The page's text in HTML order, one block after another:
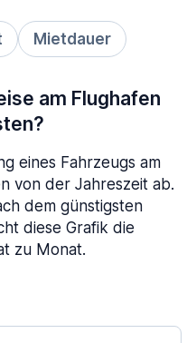
Mietdauer
am Flughafen
eines Fahrzeugs am
von der Jahreszeit ab.
dem günstigsten
diese Grafik die
zu Monat.